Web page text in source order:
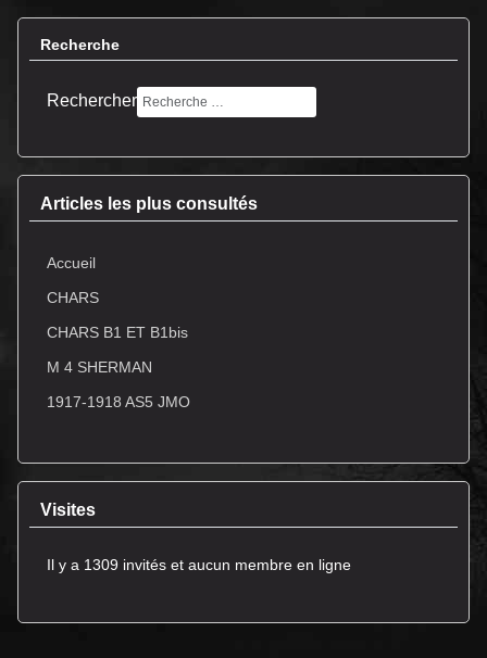
Recherche
Rechercher
Articles les plus consultés
Accueil
CHARS
CHARS B1 ET B1bis
M 4 SHERMAN
1917-1918 AS5 JMO
Visites
Il y a 1309 invités et aucun membre en ligne